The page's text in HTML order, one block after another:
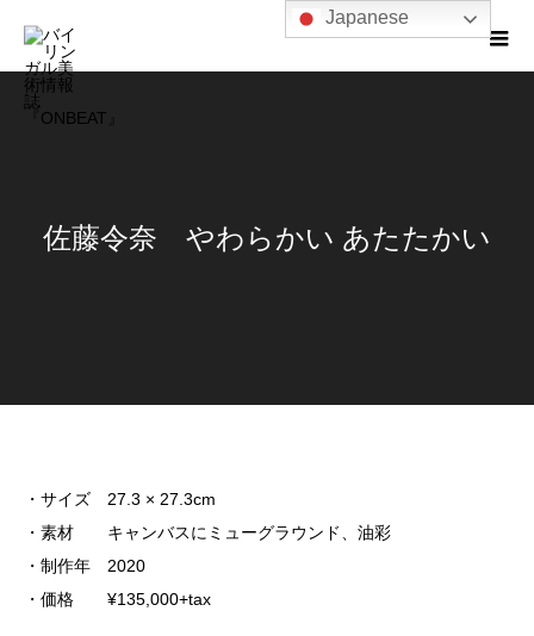
佐藤令奈 やわらかい あたたかい
・サイズ 27.3 × 27.3cm
・素材 キャンバスにミューグラウンド、油彩
・制作年 2020
・価格 ¥135,000+tax
Japanese